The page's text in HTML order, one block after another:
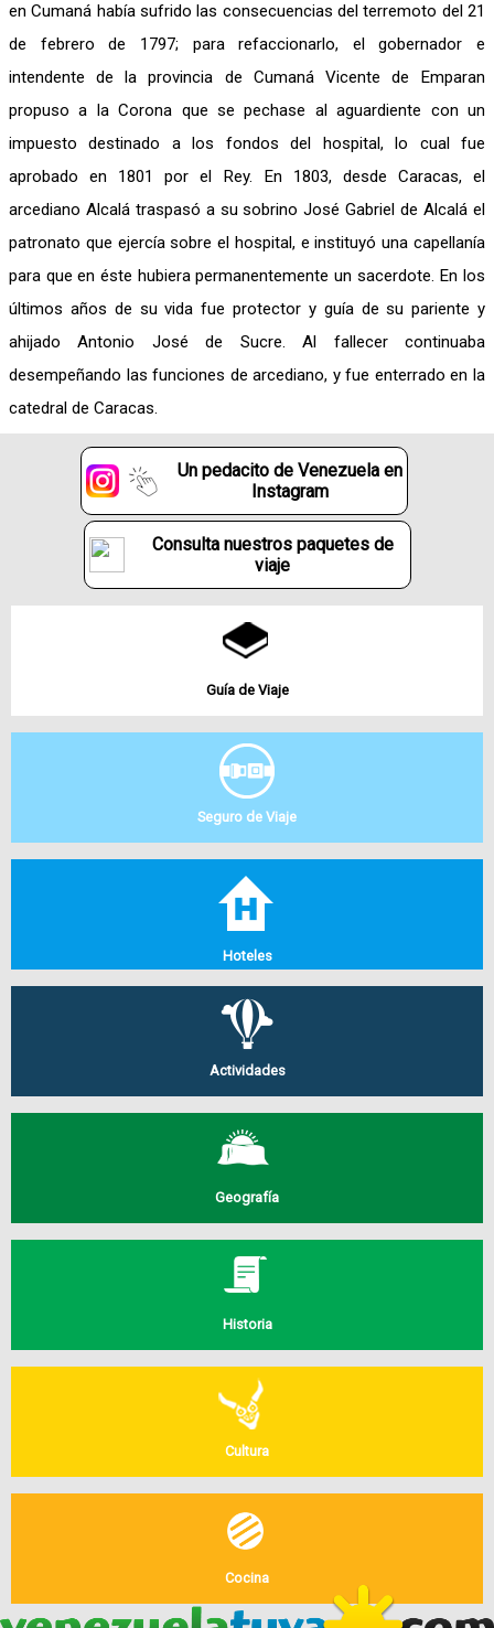
en Cumaná había sufrido las consecuencias del terremoto del 21
de febrero de 1797; para refaccionarlo, el gobernador e
intendente de la provincia de Cumaná Vicente de Emparan
propuso a la Corona que se pechase al aguardiente con un
impuesto destinado a los fondos del hospital, lo cual fue
aprobado en 1801 por el Rey. En 1803, desde Caracas, el
arcediano Alcalá traspasó a su sobrino José Gabriel de Alcalá el
patronato que ejercía sobre el hospital, e instituyó una capellanía
para que en éste hubiera permanentemente un sacerdote. En los
últimos años de su vida fue protector y guía de su pariente y
ahijado Antonio José de Sucre. Al fallecer continuaba
desempeñando las funciones de arcediano, y fue enterrado en la
catedral de Caracas.
Un pedacito de Venezuela en
Instagram
Consulta nuestros paquetes de
viaje
Guía de Viaje
Seguro de Viaje
Hoteles
Actividades
Geografía
Historia
Cultura
Cocina